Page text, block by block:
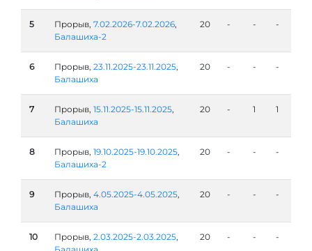
5 Прорыв, 7.02.2026-7.02.2026,
Балашиха-2
20 - - -
6 Прорыв, 23.11.2025-23.11.2025,
Балашиха
20 - - -
7 Прорыв, 15.11.2025-15.11.2025,
Балашиха
20 - 1 1
8 Прорыв, 19.10.2025-19.10.2025,
Балашиха-2
20 - - -
9 Прорыв, 4.05.2025-4.05.2025,
Балашиха
20 - - -
10 Прорыв, 2.03.2025-2.03.2025,
20 - - -